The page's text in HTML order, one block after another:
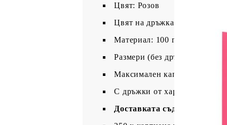
Цвят: Розов
Цвят на дръжката: Бял
Материал: 100 г/кв.м хартия
Размери (без дръжки): 21 x
Максимален капацитет на
С дръжки от хартиено въже
Доставката съдържа: